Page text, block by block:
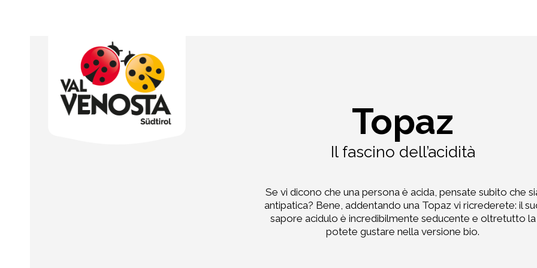
Topaz
Il fascino dell’acidità
Se vi dicono che una persona è acida, pensate subito che
antipatica? Bene, addentando una Topaz vi ricrederete: il
sapore acidulo è incredibilmente seducente e oltretutto la
potete gustare nella versione bio.